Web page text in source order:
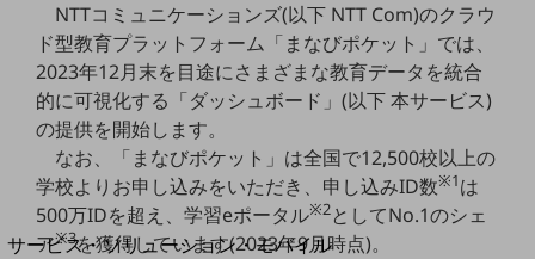
地域社会を支える皆さまと地域課題の解決や
地域経済のさらなる活性化に取り組みます
自治体・地域社会との共創
LGPF(Local Government Platform)
別ウィンドウで開きます
サービス・ソリューション・モバイル
NTTコミュニケーションズ(以下 NTT Com)のクラウ
ド型教育プラットフォーム「まなびポケット」では、
2023年12月末を目途にさまざまな教育データを統合
的に可視化する「ダッシュボード」(以下 本サービス)
の提供を開始します。
なお、「まなびポケット」は全国で12,500校以上の
学校よりお申し込みをいただき、申し込みID数※1は
500万IDを超え、学習eポータル※2としてNo.1のシェ
ア※3を獲得しています(2023年9月時点)。